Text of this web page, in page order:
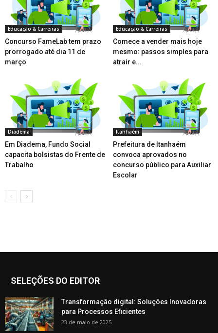
Educação & Carreiras
Concurso FameLab tem prazo
prorrogado até dia 11 de
março
Educação & Carreiras
Comece a vender mais hoje
mesmo: passos simples para
atrair e...
Diadema
Em Diadema, Fundo Social
capacita bolsistas do Frente de
Trabalho
Itanhaém
Prefeitura de Itanhaém
convoca aprovados no
concurso público para Auxiliar
Escolar
SELEÇÕES DO EDITOR
Transformação digital: Soluções Inovadoras
para Processos Eficientes
23 de maio de 2025